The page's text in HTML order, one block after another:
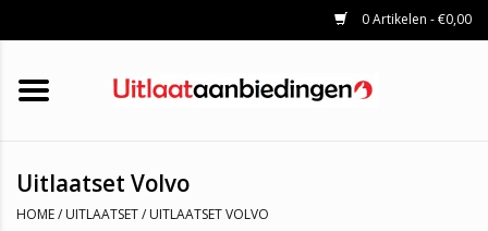
0 Artikelen - €0,00
HOME
KATALYSATOREN
UNIVERSELE UITLAATDELEN
Uitlaatset Volvo
HOME/ UITLAATSET/ UITLAATSET VOLVO